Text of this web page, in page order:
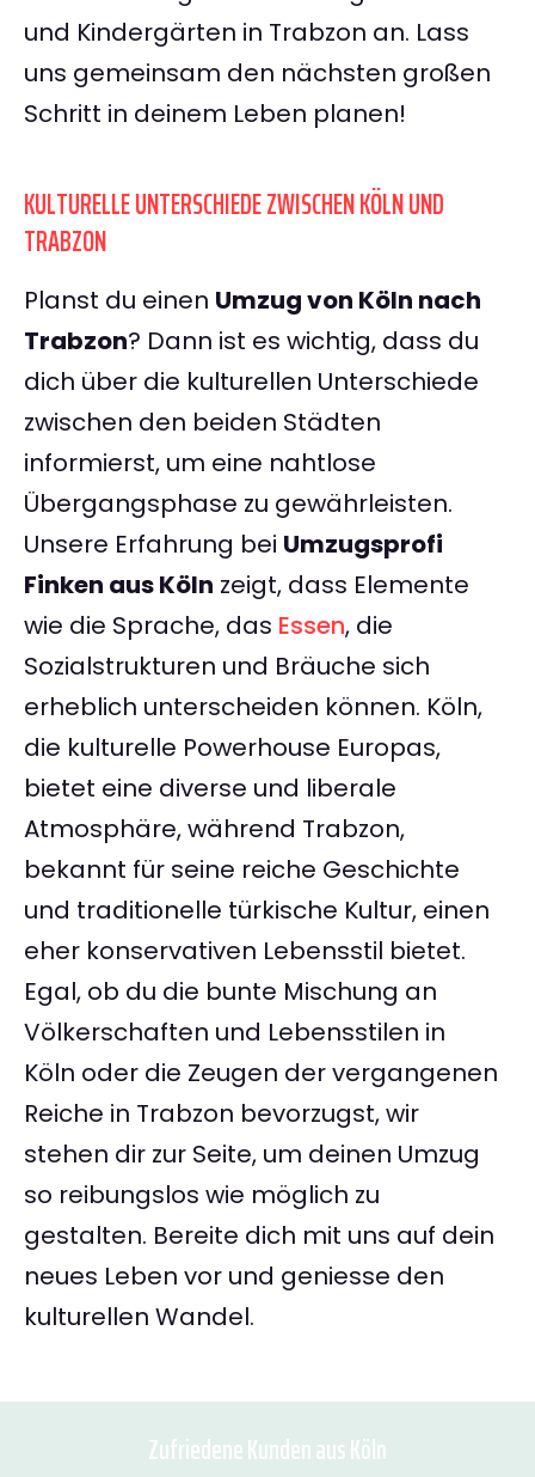
und Kindergärten in Trabzon an. Lass
uns gemeinsam den nächsten großen
Schritt in deinem Leben planen!
KULTURELLE UNTERSCHIEDE ZWISCHEN KÖLN UND
TRABZON
Planst du einen Umzug von Köln nach
Trabzon? Dann ist es wichtig, dass du
dich über die kulturellen Unterschiede
zwischen den beiden Städten
informierst, um eine nahtlose
Übergangsphase zu gewährleisten.
Unsere Erfahrung bei Umzugsprofi
Finken aus Köln zeigt, dass Elemente
wie die Sprache, das Essen, die
Sozialstrukturen und Bräuche sich
erheblich unterscheiden können. Köln,
die kulturelle Powerhouse Europas,
bietet eine diverse und liberale
Atmosphäre, während Trabzon,
bekannt für seine reiche Geschichte
und traditionelle türkische Kultur, einen
eher konservativen Lebensstil bietet.
Egal, ob du die bunte Mischung an
Völkerschaften und Lebensstilen in
Köln oder die Zeugen der vergangenen
Reiche in Trabzon bevorzugst, wir
stehen dir zur Seite, um deinen Umzug
so reibungslos wie möglich zu
gestalten. Bereite dich mit uns auf dein
neues Leben vor und geniesse den
kulturellen Wandel.
Zufriedene Kunden aus Köln